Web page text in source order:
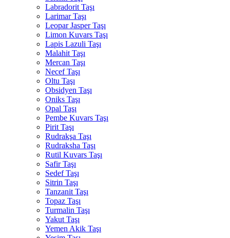
Labradorit Taşı
Larimar Taşı
Leopar Jasper Taşı
Limon Kuvars Taşı
Lapis Lazuli Taşı
Malahit Taşı
Mercan Taşı
Necef Taşı
Oltu Taşı
Obsidyen Taşı
Oniks Taşı
Opal Taşı
Pembe Kuvars Taşı
Pirit Taşı
Rudrakşa Taşı
Rudraksha Taşı
Rutil Kuvars Taşı
Safir Taşı
Sedef Taşı
Sitrin Taşı
Tanzanit Taşı
Topaz Taşı
Turmalin Taşı
Yakut Taşı
Yemen Akik Taşı